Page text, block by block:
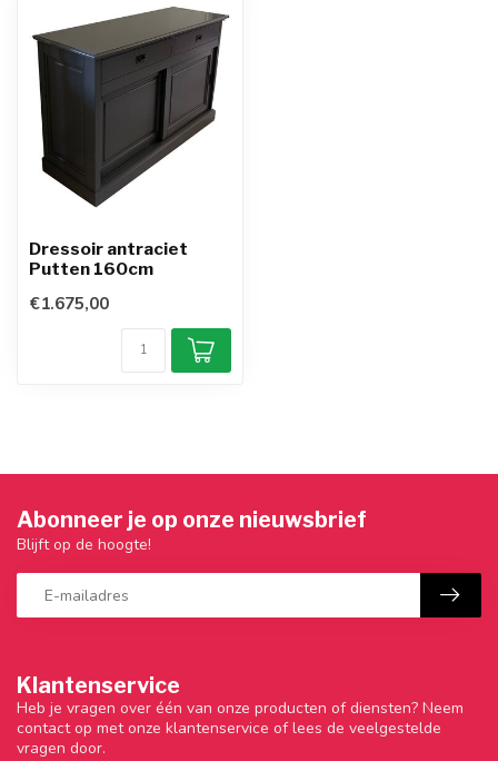
Dressoir antraciet
Putten 160cm
€1.675,00
Klantenservice
Heb je vragen over één van onze producten of diensten? Neem
contact op met onze klantenservice of lees de veelgestelde
vragen door.
Abonneer je op onze nieuwsbrief
Blijft op de hoogte!